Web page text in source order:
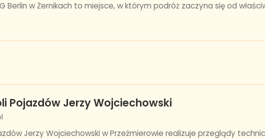
Berlin w Żernikach to miejsce, w którym podróż zaczyna się od
Pojazdów Jerzy Wojciechowski
Jerzy Wojciechowski w Przeźmierowie realizuje przeglądy